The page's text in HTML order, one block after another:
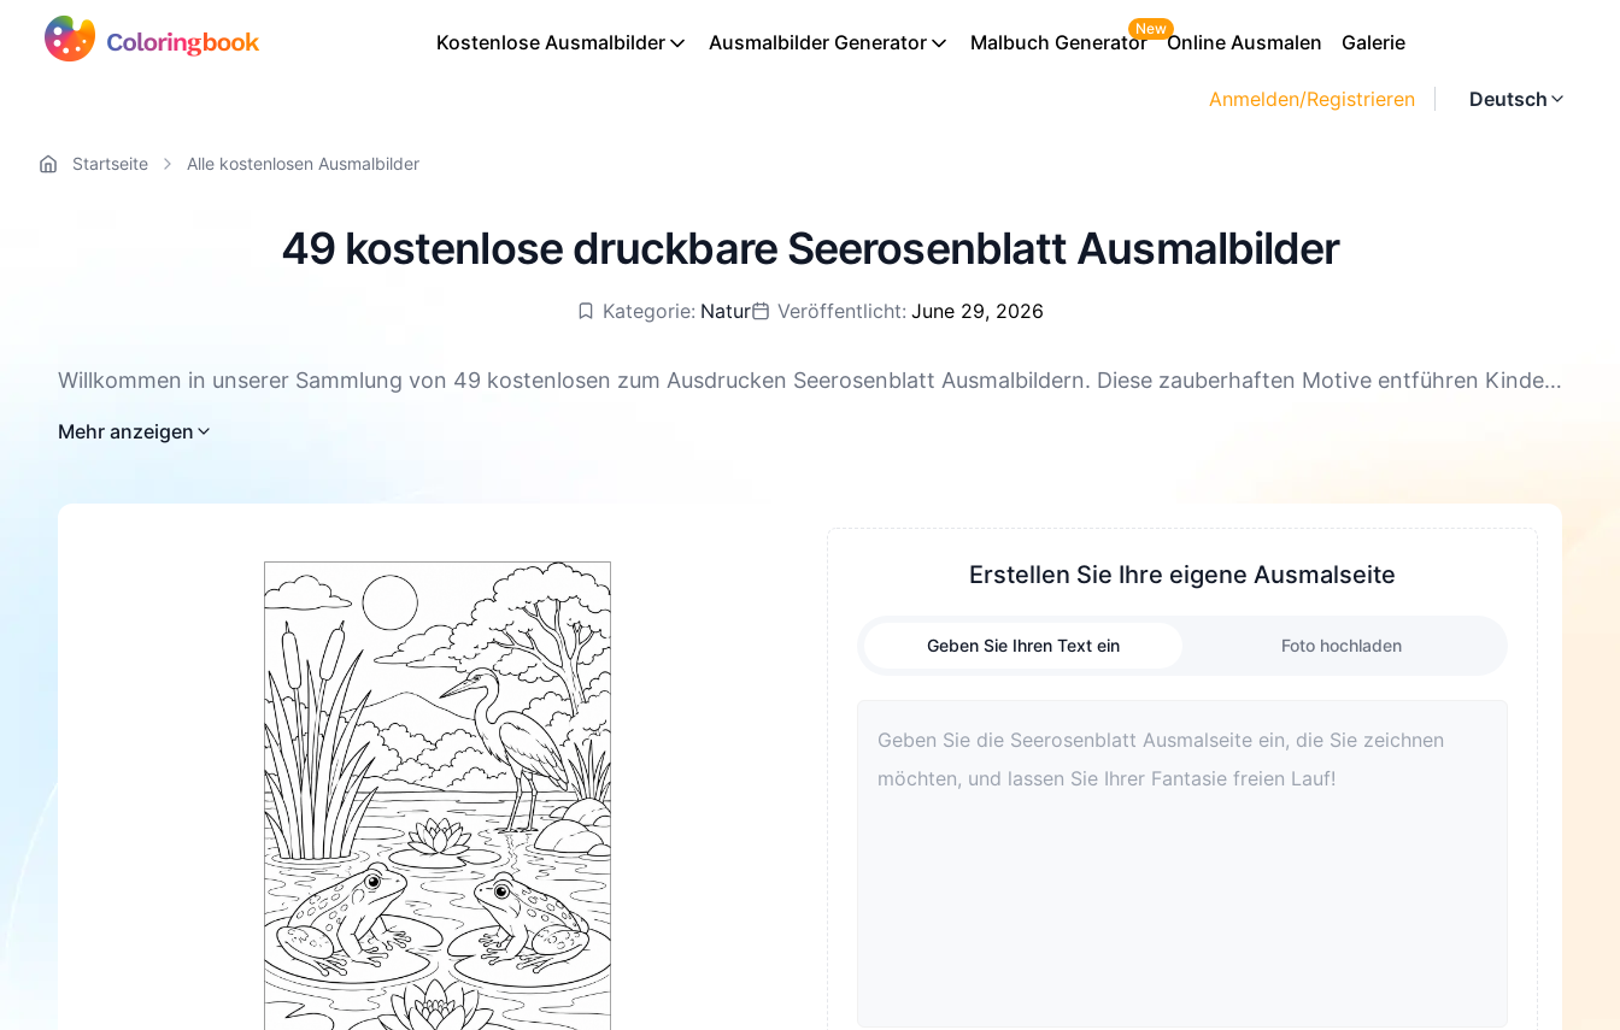
Anmelden/Registrieren Deutsch
Kostenlose Ausmalbilder Ausmalbilder Generator Malbuch Generator
New
Online Ausmalen Galerie
Startseite Alle kostenlosen Ausmalbilder
49 kostenlose druckbare Seerosenblatt Ausmalbilder
Kategorie: Natur Veröffentlicht: June 29, 2026
Willkommen in unserer Sammlung von 49 kostenlosen zum Ausdrucken Seerosenblatt Ausmalbildern. Diese zauberhaften Motive entführen Kinder
herunterladen und direkt loslegen. Von verspielten Fröschen bis hin zu eleganten Seerosen – jede Vorlage lädt zum Entdecken und kreativen
Mehr anzeigen
Erstellen Sie Ihre eigene Ausmalseite
Geben Sie Ihren Text ein Foto hochladen